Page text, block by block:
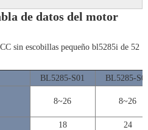
de datos del motor
sin escobillas pequeño bl5285i de 52
BL5285-S01 BL5285-
8~26 8~26
18 24